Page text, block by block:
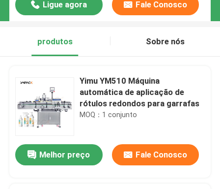
Ligue agora Fale Conosco
produtos Sobre nós
Yimu YM510 Máquina
automática de aplicação de
rótulos redondos para garrafas
MOQ：1 conjunto
Melhor preço Fale Conosco